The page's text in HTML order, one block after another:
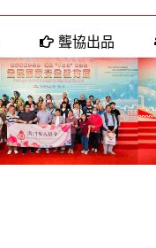
聾協出品